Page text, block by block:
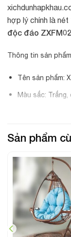
hợp lý chính là
độc đáo
Thông tin sản phẩm
Tên sản phẩm:
Màu sắc: Trắng,
Phong cách:
Xuất xứ: Nhập
Bạn có thể đặt
đều rất hợp lý, vì
giả mây cùng
dụng dưới thời
giúp không gian
Sản phẩm